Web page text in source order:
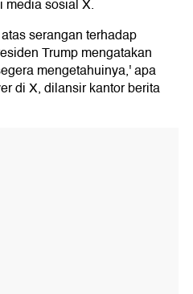
media sosial X.
serangan terhadap
Trump mengatakan
mengetahuinya,' apa
di X, dilansir kantor berita